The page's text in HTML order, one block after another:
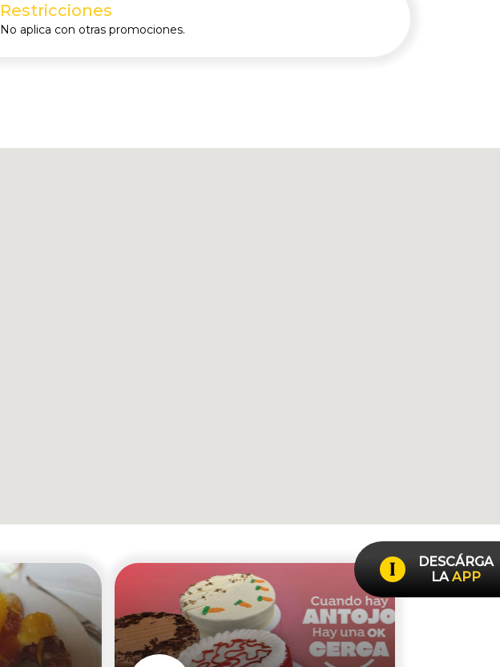
Restricciones
No aplica con otras promociones.
DESCÁRGA
LAAPP